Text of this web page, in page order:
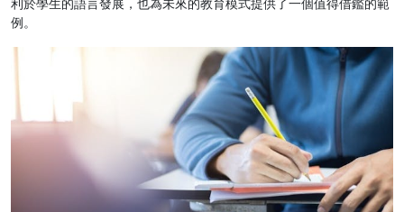
利於學生的語言發展，也為未來的教育模式提供了一個值得借鑑的範
例。